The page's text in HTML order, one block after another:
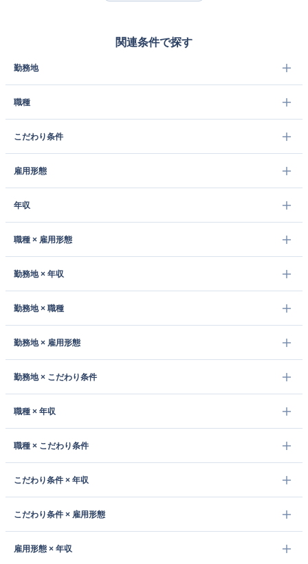
関連条件で探す
勤務地
職種
こだわり条件
雇用形態
年収
職種 × 雇用形態
勤務地 × 年収
勤務地 × 職種
勤務地 × 雇用形態
勤務地 × こだわり条件
職種 × 年収
職種 × こだわり条件
こだわり条件 × 年収
こだわり条件 × 雇用形態
雇用形態 × 年収